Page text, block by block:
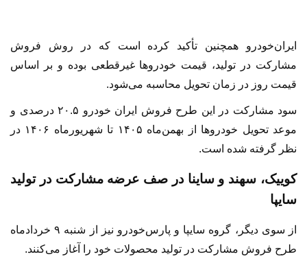
ایران‌خودرو همچنین تأکید کرده است که در روش فروش
مشارکت در تولید، قیمت خودرو‌ها غیرقطعی بوده و بر اساس
قیمت روز در زمان تحویل محاسبه می‌شود.
سود مشارکت در این طرح فروش ایران خودرو ۲۰.۵ درصدی و
موعد تحویل خودرو‌ها از بهمن‌ماه ۱۴۰۵ تا شهریورماه ۱۴۰۶ در
نظر گرفته شده است.
کوییک، سهند و ساینا در صف عرضه مشارکت در تولید
سایپا
از سوی دیگر، گروه سایپا و پارس‌خودرو نیز از شنبه ۹ خردادماه
طرح فروش مشارکت در تولید محصولات خود را آغاز می‌کنند.